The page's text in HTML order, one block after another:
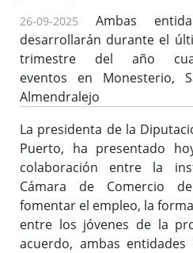
26-09-2025
Ambas
desarrollarán durante el
trimestre del año
eventos en Monesterio,
Almendralejo
La presidenta de la
Puerto, ha presentado
colaboración entre la
Cámara de Comercio
fomentar el empleo, la
entre los jóvenes de la
acuerdo, ambas